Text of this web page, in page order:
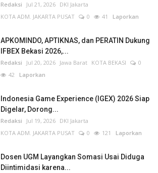
Redaksi Jul 21, 2026 DKI Jakarta
KOTA ADM. JAKARTA PUSAT
0 41 Laporkan
APKOMINDO, APTIKNAS, dan PERATIN Dukung
IFBEX Bekasi 2026,...
Redaksi Jul 20, 2026 Jawa Barat KOTA BEKASI
0
42 Laporkan
Indonesia Game Experience (IGEX) 2026 Siap
Digelar, Dorong...
Redaksi Jul 19, 2026 DKI Jakarta
KOTA ADM. JAKARTA PUSAT
0 121 Laporkan
Dosen UGM Layangkan Somasi Usai Diduga
Diintimidasi karena...